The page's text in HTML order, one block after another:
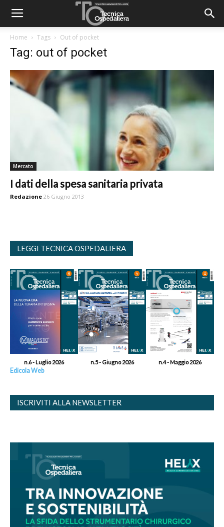
Home Tags Out of pocket
Tag: out of pocket
Mercato
I dati della spesa sanitaria privata
Redazione 26 Giugno 2013
LEGGI TECNICA OSPEDALIERA
n.6 - Luglio 2026 n.5 - Giugno 2026 n.4 - Maggio 2026
Edicola Web
ISCRIVITI ALLA NEWSLETTER